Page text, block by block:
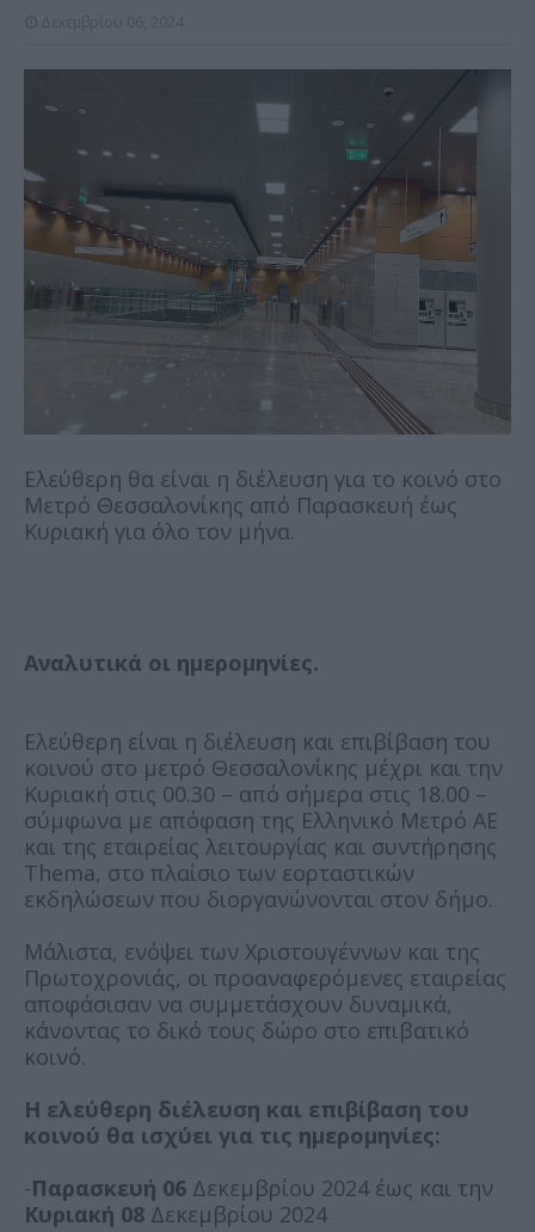
Ελεύθερη θα είναι η διέλευση για το κοινό στο
Μετρό Θεσσαλονίκης από Παρασκευή έως
Κυριακή για όλο τον μήνα.
Αναλυτικά οι ημερομηνίες.
Ελεύθερη είναι η διέλευση και επιβίβαση του
κοινού στο μετρό Θεσσαλονίκης μέχρι και την
Κυριακή στις 00.30 – από σήμερα στις 18.00 –
σύμφωνα με απόφαση της Ελληνικό Μετρό ΑΕ
και της εταιρείας λειτουργίας και συντήρησης
Thema, στο πλαίσιο των εορταστικών
εκδηλώσεων που διοργανώνονται στον δήμο.
Μάλιστα, ενόψει των Χριστουγέννων και της
Πρωτοχρονιάς, οι προαναφερόμενες εταιρείας
αποφάσισαν να συμμετάσχουν δυναμικά,
κάνοντας το δικό τους δώρο στο επιβατικό
κοινό.
Η ελεύθερη διέλευση και επιβίβαση του
κοινού θα ισχύει για τις ημερομηνίες:
-Παρασκευή 06 Δεκεμβρίου 2024 έως και την
Κυριακή 08 Δεκεμβρίου 2024